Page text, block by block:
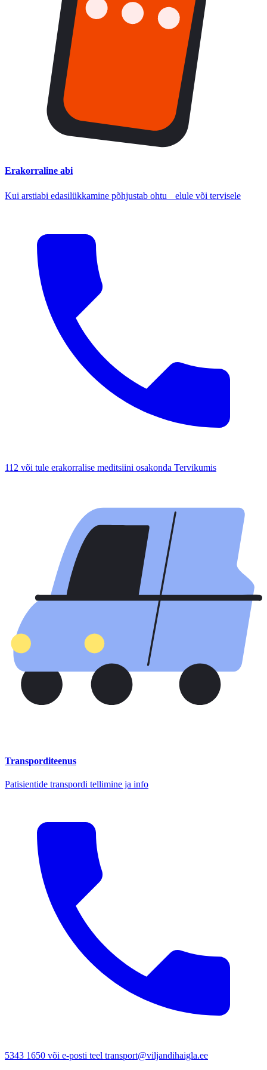
Erakorraline abi
Kui arstiabi edasilükkamine põhjustab ohtu elule või tervisele
112 või tule erakorralise meditsiini osakonda Tervikumis
Transporditeenus
Patisientide transpordi tellimine ja info
5343 1650 või e-posti teel transport@viljandihaigla.ee